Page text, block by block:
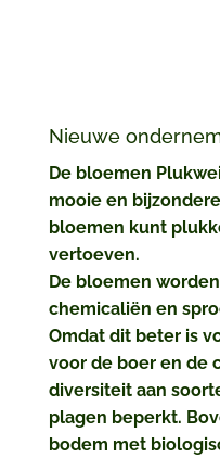
Nieuwe
De bloemen
mooie en
bloemen kunt
vertoeven.
De bloemen
chemicaliën en
Omdat dit beter is
voor de boer en de
diversiteit aan
plagen beperkt.
bodem met